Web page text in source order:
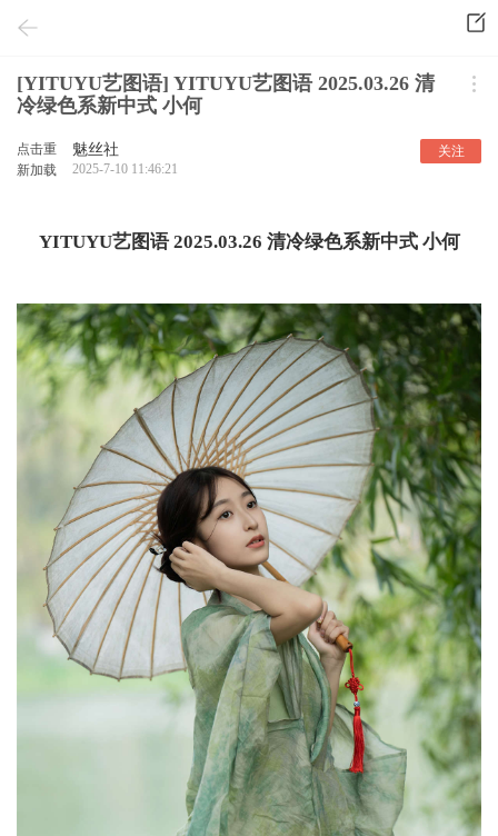
[YITUYU艺图语] YITUYU艺图语 2025.03.26 清
冷绿色系新中式 小何
点击重
新加载
魅丝社
2025-7-10 11:46:21
关注
YITUYU艺图语 2025.03.26 清冷绿色系新中式 小何